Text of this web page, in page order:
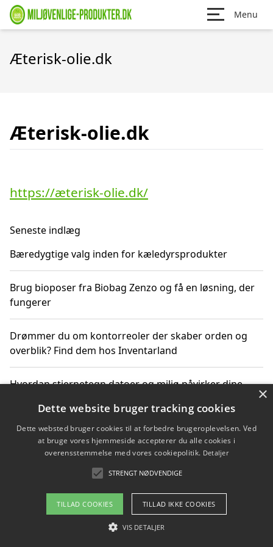
Menu
Æterisk-olie.dk
Æterisk-olie.dk
https://æterisk-olie.dk/
Seneste indlæg
Bæredygtige valg inden for kæledyrsprodukter
Brug bioposer fra Biobag Zenzo og få en løsning, der
fungerer
Drømmer du om kontorreoler der skaber orden og
overblik? Find dem hos Inventarland
Hvordan stjernetegn datoer og miljø påvirker dine
Bæredygtige gadgets til en grønnere hverdag
Om / kontakt
Blog Betingelser
×
Dette website bruger tracking cookies
Dette websted bruger cookies til at forbedre brugeroplevelsen. Ved
at bruge vores hjemmeside accepterer du alle cookies i
overensstemmelse med vores cookiepolitik. Detaljer
STRENGT NØDVENDIGE
TILLAD COOKIES TILLAD IKKE COOKIES
VIS DETALJER